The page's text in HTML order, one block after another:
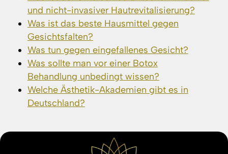
und nicht-invasiver Hautrevitalisierung?
Was ist das beste Hausmittel gegen
Gesichtsfalten?
Was tun gegen eingefallenes Gesicht?
Was sollte man vor einer Botox
Behandlung unbedingt wissen?
Welche Ästhetik-Akademien gibt es in
Deutschland?